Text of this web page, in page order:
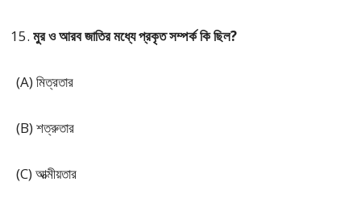
মুর ও আরব জাতির মধ্যে প্রকৃত সম্পর্ক কি ছিল?
(A) মিত্রতার
(B) শত্রুতার
(C) আত্মীয়তার